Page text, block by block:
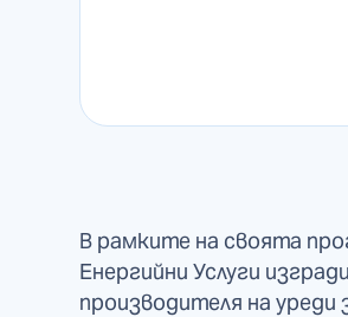
В рамките на своята
Енергийни Услуги
производителя на